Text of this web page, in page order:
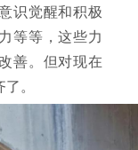
识觉醒和积极
等等，这些力
善。但对现在
。